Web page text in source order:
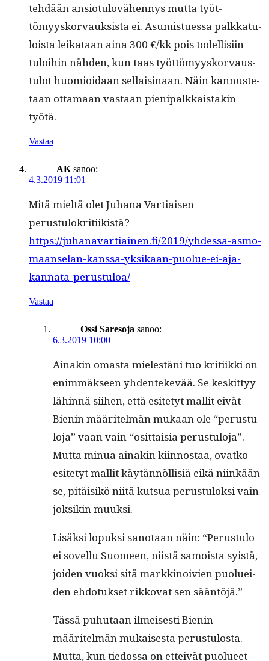
tehdään ansio­tulovähen­nys mut­ta työt­
tömyysko­r­vauk­sista ei. Asum­istues­sa palkkat­u­
loista leikataan aina 300 €/kk pois todel­lisi­in
tuloi­hin näh­den, kun taas työt­tömyysko­r­vaus­
tu­lot huomioidaan sel­l­aisi­naan. Näin kan­nuste­
taan otta­maan vas­taan pieni­palkkaistakin
työtä.
Vastaa
AK sanoo:
4.3.2019 11:01
Mitä mieltä olet Juhana Var­ti­aisen
perustulokritiikistä?
https://juhanavartiainen.fi/2019/yhdessa-asmo-
maanselan-kanssa-yksikaan-puolue-ei-aja-
kannata-perustuloa/
Vastaa
Ossi Saresoja sanoo:
6.3.2019 10:00
Ainakin omas­ta mielestäni tuo kri­ti­ik­ki on
enim­mäk­seen yhden­tekevää. Se keskit­tyy
lähin­nä siihen, että esite­tyt mallit eivät
Bienin määritelmän mukaan ole “perus­tu­
lo­ja” vaan vain “osit­taisia perus­tu­lo­ja”.
Mut­ta min­ua ainakin kiin­nos­taa, ovatko
esite­tyt mallit käytän­nöl­lisiä eikä niinkään
se, pitäisikö niitä kut­sua perus­tu­lok­si vain
jok­sikin muuksi.
Lisäk­si lopuk­si san­o­taan näin: “Perus­tu­lo
ei sovel­lu Suomeen, niistä samoista syistä,
joiden vuok­si sitä markki­noivien puoluei­
den ehdo­tuk­set rikko­vat sen sääntöjä.”
Tässä puhutaan ilmeis­es­ti Bienin
määritelmän mukaises­ta perus­tu­losta.
Mut­ta, kun tiedos­sa on etteivät puolueet